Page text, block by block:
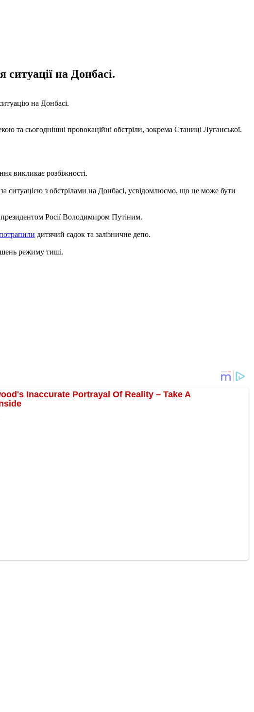
ситуації на Донбасі.
на Донбасі.
та сьогоднішні провокаційні обстріли, зокрема Станиці Луганської.
викликає розбіжності.
ситуацією з обстрілами на Донбасі, усвідомлюємо, що це може бути
президентом Росії Володимиром Путіним.
дитячий садок та залізничне депо.
режиму тиші.